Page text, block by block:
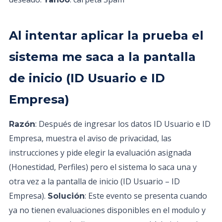
Al intentar aplicar la prueba el
sistema me saca a la pantalla
de inicio (ID Usuario e ID
Empresa)
Razón: Después de ingresar los datos ID Usuario e ID
Empresa, muestra el aviso de privacidad, las
instrucciones y pide elegir la evaluación asignada
(Honestidad, Perfiles) pero el sistema lo saca una y
otra vez a la pantalla de inicio (ID Usuario – ID
Empresa). Solución: Este evento se presenta cuando
ya no tienen evaluaciones disponibles en el modulo y